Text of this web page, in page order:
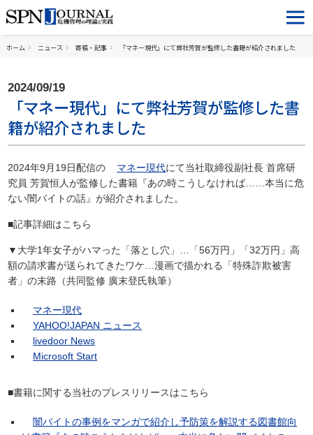
ホーム ニュース 寄稿・記事 「マネー現代」にて弊社芳賀が監修した書籍が紹介されました
2024/09/19
「マネー現代」にて弊社芳賀が監修した書
籍が紹介されました
2024年9月19日配信の マネー現代にて当社取締役副社長 首席研
究員 芳賀恒人が監修した書籍『あの時こうしなければ……本当に危
ない闇バイトの話』が紹介されました。
■記事詳細はこちら
▼大学1年女子がハマった「落とし穴」…「56万円」「32万円」高
額の請求書が送られてきたワケ…漫画で描かれる「特殊詐欺被害
者」の末路（共同監修 廣末登氏執筆）
マネー現代
YAHOO!JAPAN ニュース
livedoor News
Microsoft Start
■書籍に関する当社のプレスリリースはこちら
闇バイトの事例をマンガで紹介し予防策を解説する図書館向